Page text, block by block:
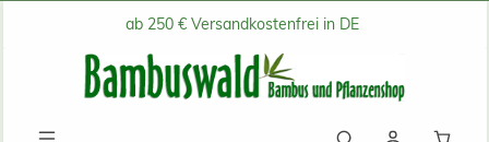
Zum Hauptinhalt springenab 250 € Versandkostenfrei in DE